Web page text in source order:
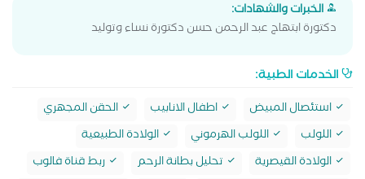
الخبرات والشهادات:
دكتورة ابتهاج عبد الرحمن حسن دكتورة نساء وتوليد
الخدمات الطبية:
استئصال المبيض اطفال الانابيب
الحقن المجهري
اللولب
اللولب الهرموني
الولادة الطبيعية
الولادة القيصرية
تحليل بطانة الرحم
ربط قناة فالوب